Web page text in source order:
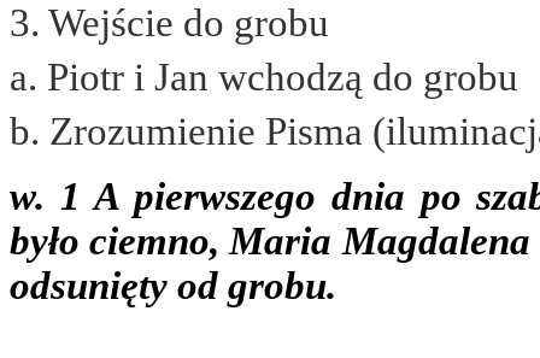
3. Wejście do grobu
a. Piotr i Jan wchodzą do grobu
b. Zrozumienie Pisma
w. 1 A pierwszego dnia po
było ciemno, Maria Magdalena
odsunięty od grobu.